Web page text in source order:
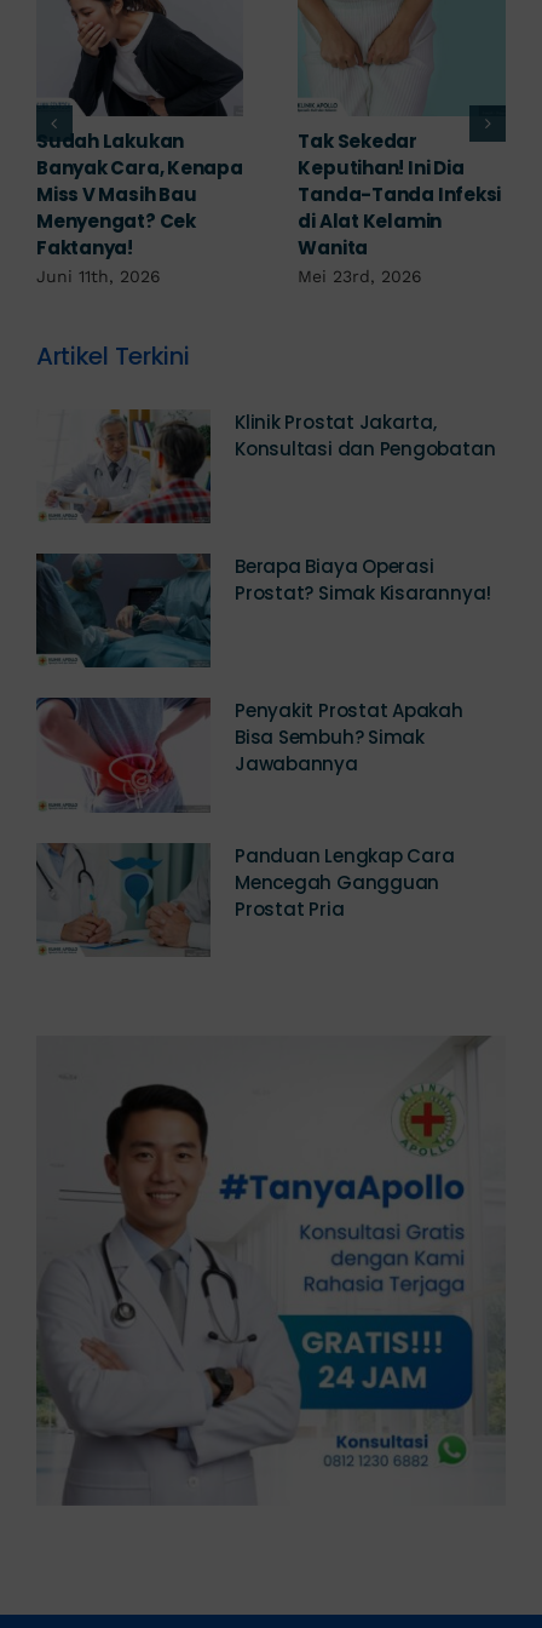
Adakah Cara Medis
untuk
Mengembalikan
Selaput Dara yang
Robek? Ini Penjelasan
Dokter!
5 Saran Dokter
Mengobati Vagina
Bengkak Akibat
Infeksi, Cek di Sini!
Mei 17th, 2026
Klinik Prostat Jakarta,
Berapa Biaya Operasi
Penyakit Prostat Apakah
Bisa Sembuh? Simak
Panduan Lengkap Cara
Mencegah Gangguan